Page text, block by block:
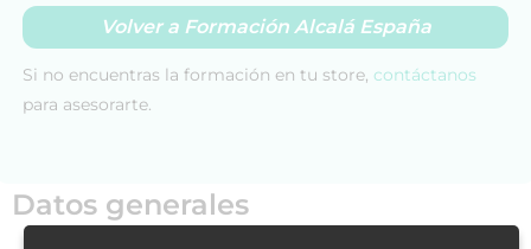
Datos generales
Volver a Formación Alcalá España
Si no encuentras la formación en tu store, contáctanos
para asesorarte.